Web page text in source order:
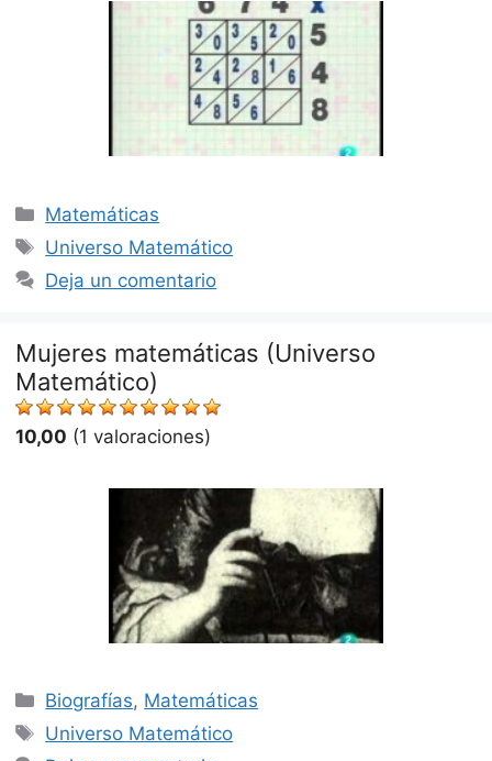
Categorías
Matemáticas
Etiquetas
Universo Matemático
Deja un comentario
Mujeres matemáticas (Universo
Matemático)
10,00 (1 valoraciones)
Categorías
Biografías, Matemáticas
Etiquetas
Universo Matemático